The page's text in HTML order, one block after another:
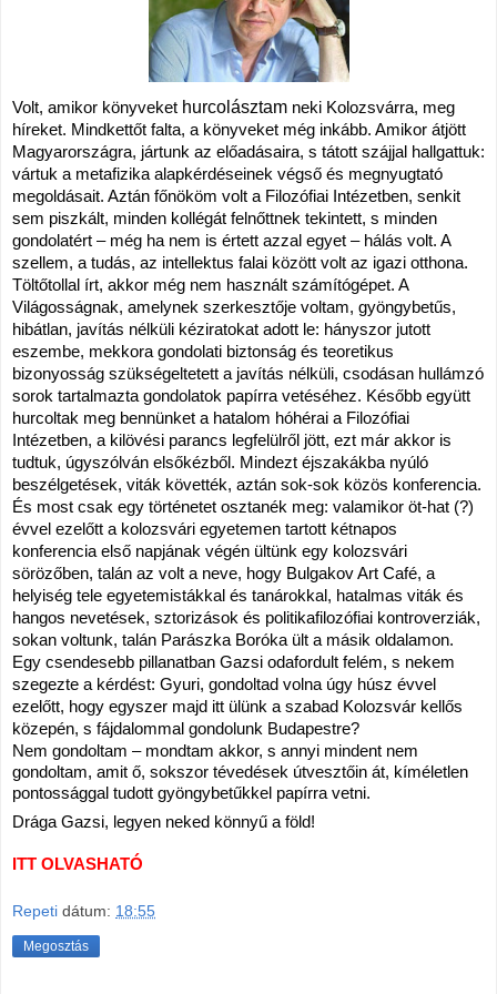
Volt, amikor könyveket hurcolásztam neki Kolozsvárra, meg
híreket. Mindkettőt falta, a könyveket még inkább. Amikor átjött
Magyarországra, jártunk az előadásaira, s tátott szájjal hallgattuk:
vártuk a metafizika alapkérdéseinek végső és megnyugtató
megoldásait. Aztán főnököm volt a Filozófiai Intézetben, senkit
sem piszkált, minden kollégát felnőttnek tekintett, s minden
gondolatért – még ha nem is értett azzal egyet – hálás volt. A
szellem, a tudás, az intellektus falai között volt az igazi otthona.
Töltőtollal írt, akkor még nem használt számítógépet. A
Világosságnak, amelynek szerkesztője voltam, gyöngybetűs,
hibátlan, javítás nélküli kéziratokat adott le: hányszor jutott
eszembe, mekkora gondolati biztonság és teoretikus
bizonyosság szükségeltetett a javítás nélküli, csodásan hullámzó
sorok tartalmazta gondolatok papírra vetéséhez. Később együtt
hurcoltak meg bennünket a hatalom hóhérai a Filozófiai
Intézetben, a kilövési parancs legfelülről jött, ezt már akkor is
tudtuk, úgyszólván elsőkézből. Mindezt éjszakákba nyúló
beszélgetések, viták követték, aztán sok-sok közös konferencia.
És most csak egy történetet osztanék meg: valamikor öt-hat (?)
évvel ezelőtt a kolozsvári egyetemen tartott kétnapos
konferencia első napjának végén ültünk egy kolozsvári
sörözőben, talán az volt a neve, hogy Bulgakov Art Café, a
helyiség tele egyetemistákkal és tanárokkal, hatalmas viták és
hangos nevetések, sztorizások és politikafilozófiai kontroverziák,
sokan voltunk, talán Parászka Boróka ült a másik oldalamon.
Egy csendesebb pillanatban Gazsi odafordult felém, s nekem
szegezte a kérdést: Gyuri, gondoltad volna úgy húsz évvel
ezelőtt, hogy egyszer majd itt ülünk a szabad Kolozsvár kellős
közepén, s fájdalommal gondolunk Budapestre?
Nem gondoltam – mondtam akkor, s annyi mindent nem
gondoltam, amit ő, sokszor tévedések útvesztőin át, kíméletlen
pontossággal tudott gyöngybetűkkel papírra vetni.
Drága Gazsi, legyen neked könnyű a föld!
ITT OLVASHATÓ
Repeti dátum: 18:55
Megosztás